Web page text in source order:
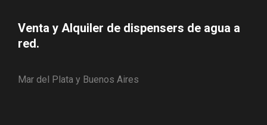
Venta y Alquiler de dispensers de agua a
red.
Mar del Plata y Buenos Aires